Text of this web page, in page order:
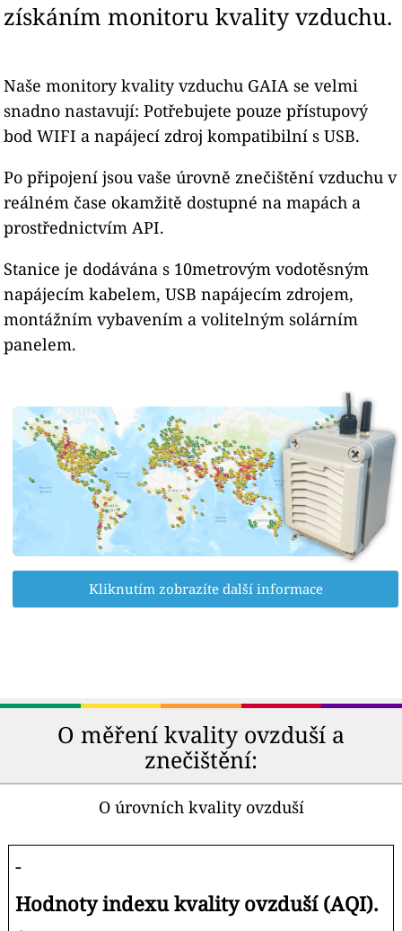
získáním monitoru kvality vzduchu.
Naše monitory kvality vzduchu GAIA se velmi
snadno nastavují: Potřebujete pouze přístupový
bod WIFI a napájecí zdroj kompatibilní s USB.
Po připojení jsou vaše úrovně znečištění vzduchu v
reálném čase okamžitě dostupné na mapách a
prostřednictvím API.
Stanice je dodávána s 10metrovým vodotěsným
napájecím kabelem, USB napájecím zdrojem,
montážním vybavením a volitelným solárním
panelem.
Kliknutím zobrazíte další informace
O měření kvality ovzduší a
znečištění:
O úrovních kvality ovzduší
-
Hodnoty indexu kvality ovzduší (AQI).